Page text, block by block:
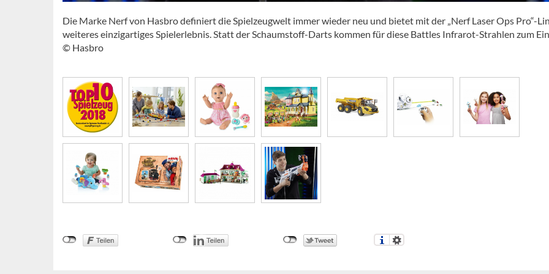
Die Marke Nerf von Hasbro definiert die Spielzeugwelt immer wieder neu und bietet mit der „Nerf Laser Ops Pro“-
weiteres einzigartiges Spielerlebnis. Statt der Schaumstoff-Darts kommen für diese Battles Infrarot-Strahlen zum
© Hasbro